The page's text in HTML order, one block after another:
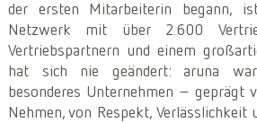
der ersten Mitarbeiterin begann,
Netzwerk mit über 2.600
Vertriebspartnern und einem
hat sich nie geändert: aruna
besonderes Unternehmen – geprägt
Nehmen, von Respekt, Verlässlichkeit